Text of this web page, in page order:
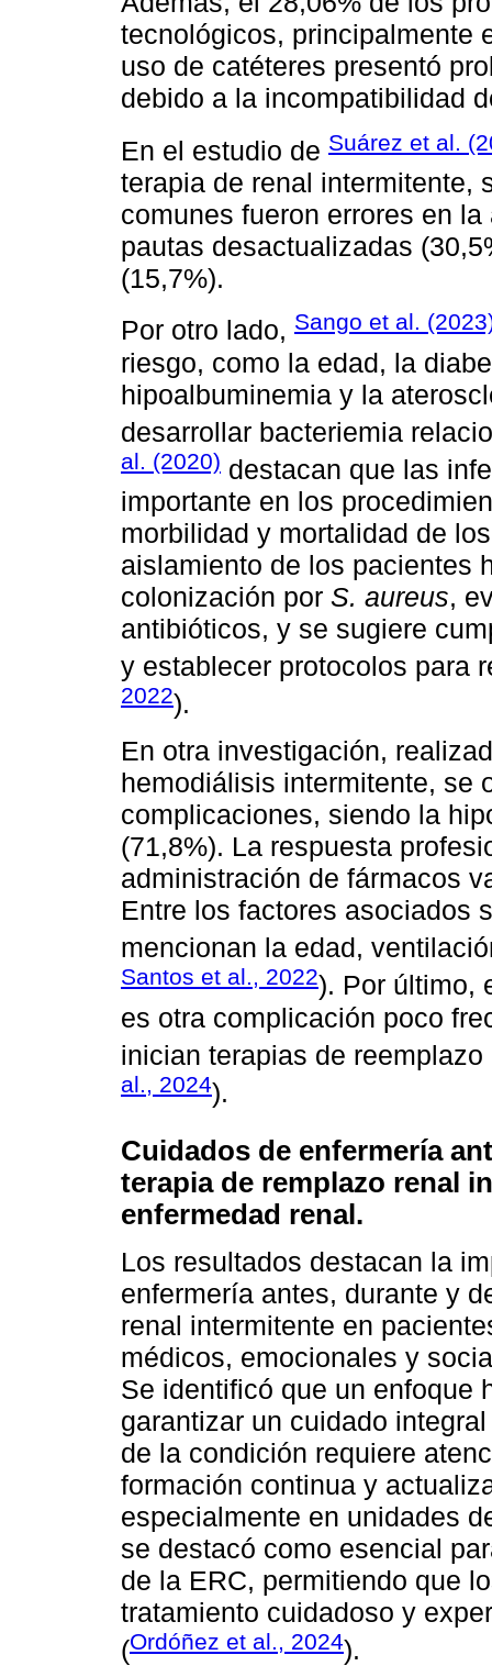
tecnológicos, principalmente
uso de catéteres presentó
debido a la incompatibilidad
En el estudio de Suárez et al.
terapia de renal intermitente,
comunes fueron errores en
pautas desactualizadas
(15,7%).
Por otro lado, Sango et al.
riesgo, como la edad, la
hipoalbuminemia y la
desarrollar bacteriemia
al. (2020) destacan que las
importante en los
morbilidad y mortalidad de
aislamiento de los pacientes
colonización por S. aureus,
antibióticos, y se sugiere
y establecer protocolos para
2022).
En otra investigación,
hemodiálisis intermitente, se
complicaciones, siendo la
(71,8%). La respuesta
administración de fármacos
Entre los factores asociados
mencionan la edad,
Santos et al., 2022). Por último,
es otra complicación poco
inician terapias de
al., 2024).
Cuidados de enfermería
terapia de remplazo renal
enfermedad renal.
Los resultados destacan la
enfermería antes, durante y
renal intermitente en
médicos, emocionales y
Se identificó que un enfoque
garantizar un cuidado
de la condición requiere
formación continua y
especialmente en unidades
se destacó como esencial
de la ERC, permitiendo que
tratamiento cuidadoso y
(Ordóñez et al., 2024).